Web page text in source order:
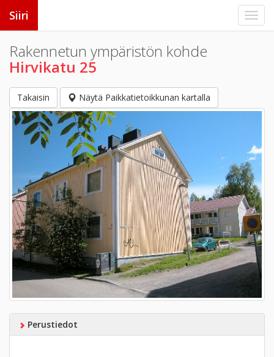
Siiri
Rakennetun ympäristön kohde
Hirvikatu 25
Takaisin Näytä Paikkatietoikkunan kartalla
Perustiedot